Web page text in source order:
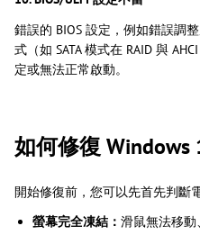
錯誤的 BIOS 設定，例如錯誤調
式（如 SATA 模式在 RAID 與
定或無法正常啟動。
如何修復
開始修復前，您可以先首先判斷
螢幕完全凍結： 滑鼠無法移動